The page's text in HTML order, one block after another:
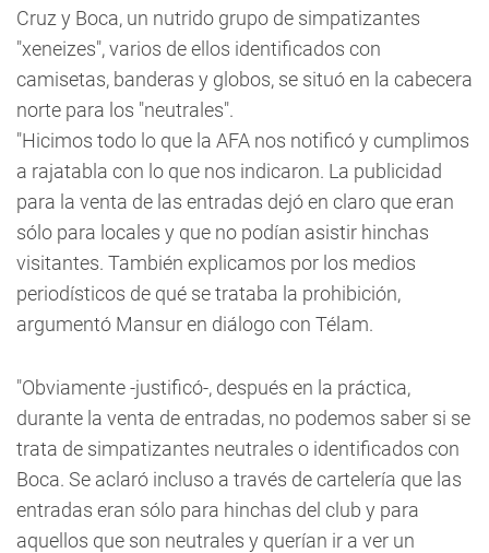
Cruz y Boca, un nutrido grupo de simpatizantes
"xeneizes", varios de ellos identificados con
camisetas, banderas y globos, se situó en la cabecera
norte para los "neutrales".
"Hicimos todo lo que la AFA nos notificó y cumplimos
a rajatabla con lo que nos indicaron. La publicidad
para la venta de las entradas dejó en claro que eran
sólo para locales y que no podían asistir hinchas
visitantes. También explicamos por los medios
periodísticos de qué se trataba la prohibición,
argumentó Mansur en diálogo con Télam.
"Obviamente -justificó-, después en la práctica,
durante la venta de entradas, no podemos saber si se
trata de simpatizantes neutrales o identificados con
Boca. Se aclaró incluso a través de cartelería que las
entradas eran sólo para hinchas del club y para
aquellos que son neutrales y querían ir a ver un